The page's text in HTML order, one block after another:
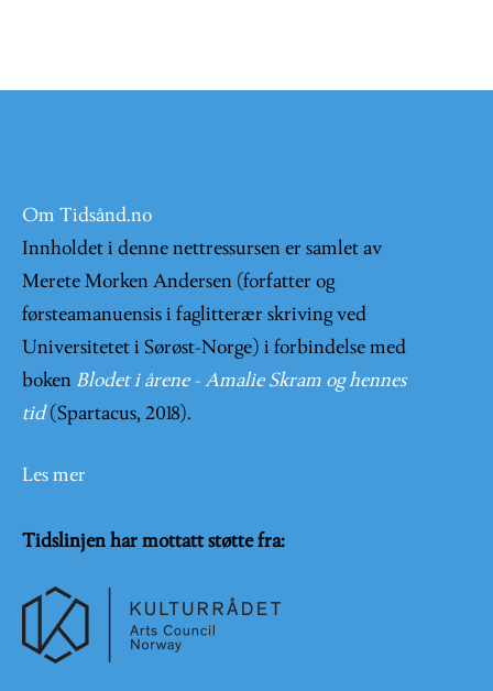
Om Tidsånd.no
Innholdet i denne nettressursen er samlet av
Merete Morken Andersen (forfatter og
førsteamanuensis i faglitterær skriving ved
Universitetet i Sørøst-Norge) i forbindelse med
boken Blodet i årene - Amalie Skram og hennes
tid (Spartacus, 2018).
Les mer
Tidslinjen har mottatt støtte fra: